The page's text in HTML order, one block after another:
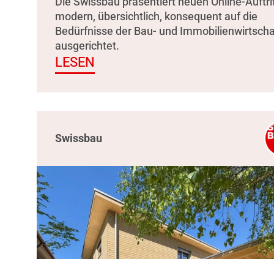
modern, übersichtlich, konsequent auf die
Bedürfnisse der Bau- und
ausgerichtet.
LESEN
Swissbau